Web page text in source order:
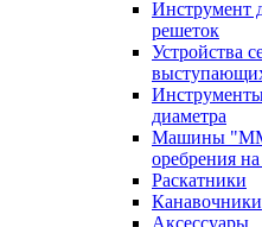
Инструмент
решеток
Устройства
диаметра
Машины
оребрения
Раскатники
Канавочники
Аксессуары